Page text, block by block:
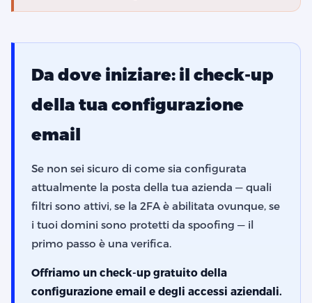
Da dove iniziare: il check-up
della tua configurazione
email
Se non sei sicuro di come sia configurata
attualmente la posta della tua azienda — quali
filtri sono attivi, se la 2FA è abilitata ovunque, se
i tuoi domini sono protetti da spoofing — il
primo passo è una verifica.
Offriamo un check-up gratuito della
configurazione email e degli accessi aziendali.